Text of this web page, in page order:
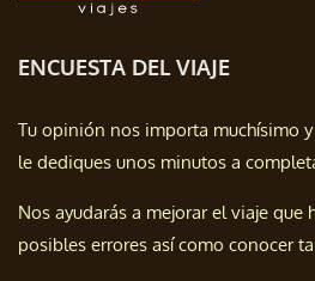
ENCUESTA DEL VIAJE
Tu opinión nos importa muchísimo
le dediques unos minutos a
Nos ayudarás a mejorar el viaje que
posibles errores así como conocer